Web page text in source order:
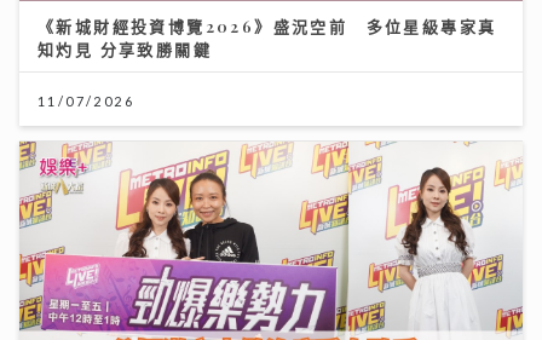
《新城財經投資博覽2026》盛況空前 多位星級專家真
知灼見 分享致勝關鍵
11/07/2026